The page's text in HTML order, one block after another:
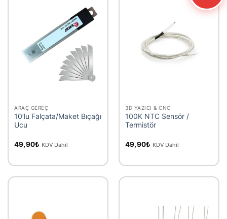
ARAÇ GEREÇ
10’lu Falçata/Maket Bıçağı
Ucu
49,90₺ KDV Dahil
3D YAZICI & CNC
100K NTC Sensör /
Termistör
49,90₺ KDV Dahil